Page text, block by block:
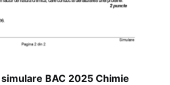
BAC 2025 Chimie